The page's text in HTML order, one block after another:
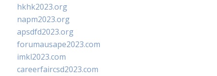
hkhk2023.org
napm2023.org
apsdfd2023.org
forumausape2023.com
imkl2023.com
careerfaircsd2023.com